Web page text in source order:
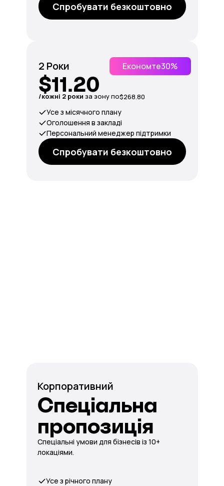
Спробувати безкоштовно
2 Роки Економте30%
$11.20
/кожні 2 роки за зону по$268.80
Усе з місячного плану
Оголошення в закладі
Персональний менеджер підтримки
Спробувати безкоштовно
Корпоративний
Спеціальна
пропозиція
Спеціальні умови для бізнесів із 10+
локаціями.
Усе з річного плану